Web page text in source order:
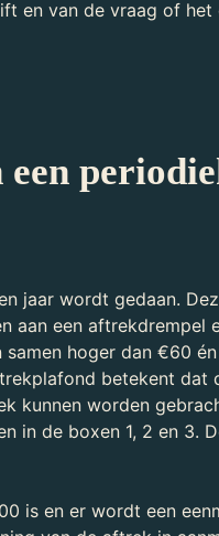
en van de vraag of het
jaar wordt gedaan.
aan een aftrekdrempel
hoger dan €60 én
betekent dat
kunnen worden
in de boxen 1, 2 en 3.
is en er wordt een